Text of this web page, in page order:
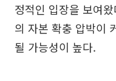
정적인 입장을 보여
의 자본 확충 압박이
될 가능성이 높다.